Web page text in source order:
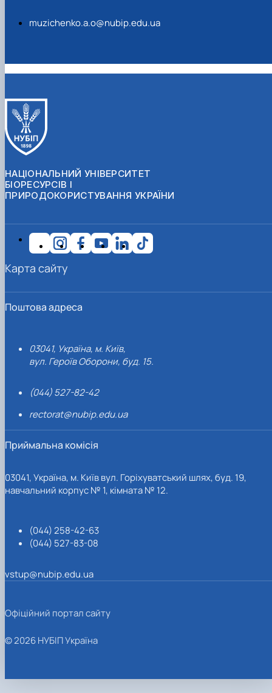
muzichenko.a.o@nubip.edu.ua
НАЦІОНАЛЬНИЙ УНІВЕРСИТЕТ
БІОРЕСУРСІВ І
ПРИРОДОКОРИСТУВАННЯ УКРАЇНИ
Поштова адреса
03041, Україна, м. Київ,
вул. Героїв Оборони, буд. 15.
(044) 527-82-42
rectorat@nubip.edu.ua
Приймальна комісія
03041, Україна, м. Київ вул. Горіхуватський шлях, буд. 19,
навчальний корпус № 1, кімната № 12.
(044) 258-42-63
(044) 527-83-08
vstup@nubip.edu.ua
Карта сайту
Офіційний портал сайту
© 2026 НУБІП Україна